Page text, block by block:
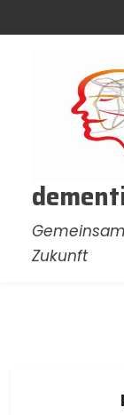
Zukunft